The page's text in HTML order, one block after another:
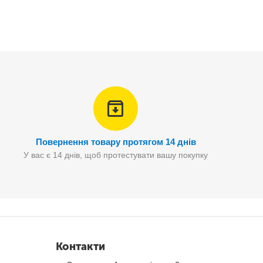
на опен-ейр або просто використовувати на дачній
комфортом! У складеному стані цей девайс займає
Диван-шезлонг-ламзак витримує до 200 кг і
Повернення товару протягом 14 днів
У вас є 14 днів, щоб протестувати вашу покупку
Контакти